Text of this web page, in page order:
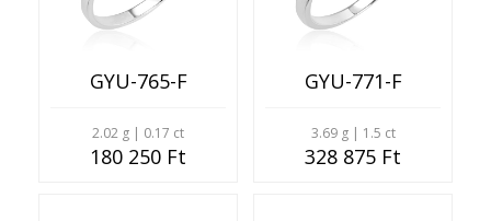
GYU-765-F
2.02 g | 0.17 ct
180 250 Ft
GYU-771-F
3.69 g | 1.5 ct
328 875 Ft